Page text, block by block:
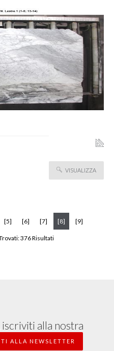
VISUALIZZA
[5] [6] [7] [8] (current)
[9]
376 Risultati
alla nostra
ALLA NEWSLETTER